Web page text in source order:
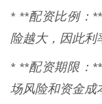
* **配资比例：
险越大，因此利
* **配资期限：
场风险和资金成